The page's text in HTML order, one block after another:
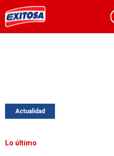
Actualidad
Lo último